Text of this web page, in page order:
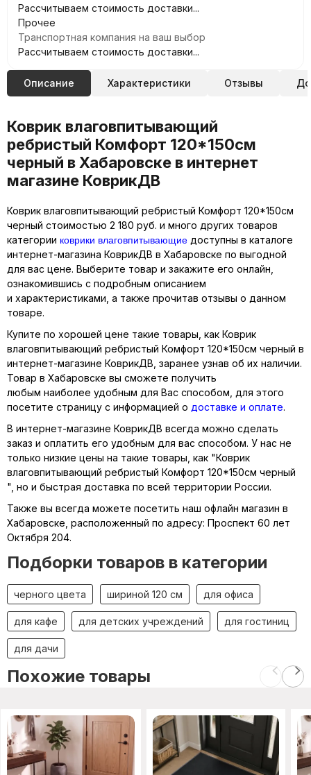
Рассчитываем стоимость доставки...
Прочее
Транспортная компания на ваш выбор
Рассчитываем стоимость доставки...
Описание Характеристики Отзывы
Коврик влаговпитывающий
ребристый Комфорт 120*150см
черный в Хабаровске в интернет
магазине КоврикДВ
Коврик влаговпитывающий ребристый Комфорт 120*150см
черный стоимостью 2 180 руб. и много других товаров
категории коврики влаговпитывающие доступны в каталоге
интернет-магазина КоврикДВ в Хабаровске по выгодной
для вас цене. Выберите товар и закажите его онлайн,
ознакомившись с подробным описанием
и характеристиками, а также прочитав отзывы о данном
товаре.
Купите по хорошей цене такие товары, как Коврик
влаговпитывающий ребристый Комфорт 120*150см черный в
интернет-магазине КоврикДВ, заранее узнав об их наличии.
Товар в Хабаровске вы сможете получить
любым наиболее удобным для Вас способом, для этого
посетите страницу с информацией о доставке и оплате.
В интернет-магазине КоврикДВ всегда можно сделать
заказ и оплатить его удобным для вас способом. У нас не
только низкие цены на такие товары, как "Коврик
влаговпитывающий ребристый Комфорт 120*150см черный
", но и быстрая доставка по всей территории России.
Также вы всегда можете посетить наш офлайн магазин в
Хабаровске, расположенный по адресу: Проспект 60 лет
Октября 204.
Подборки товаров в категории
черного цвета шириной 120 см для офиса
для кафе для детских учреждений для гостиниц
для дачи
Похожие товары